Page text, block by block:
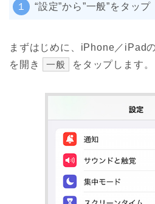
１ “設定”から”一般”をタップ
まずはじめに、iPhone／iPad
を開き
一般 をタップします。